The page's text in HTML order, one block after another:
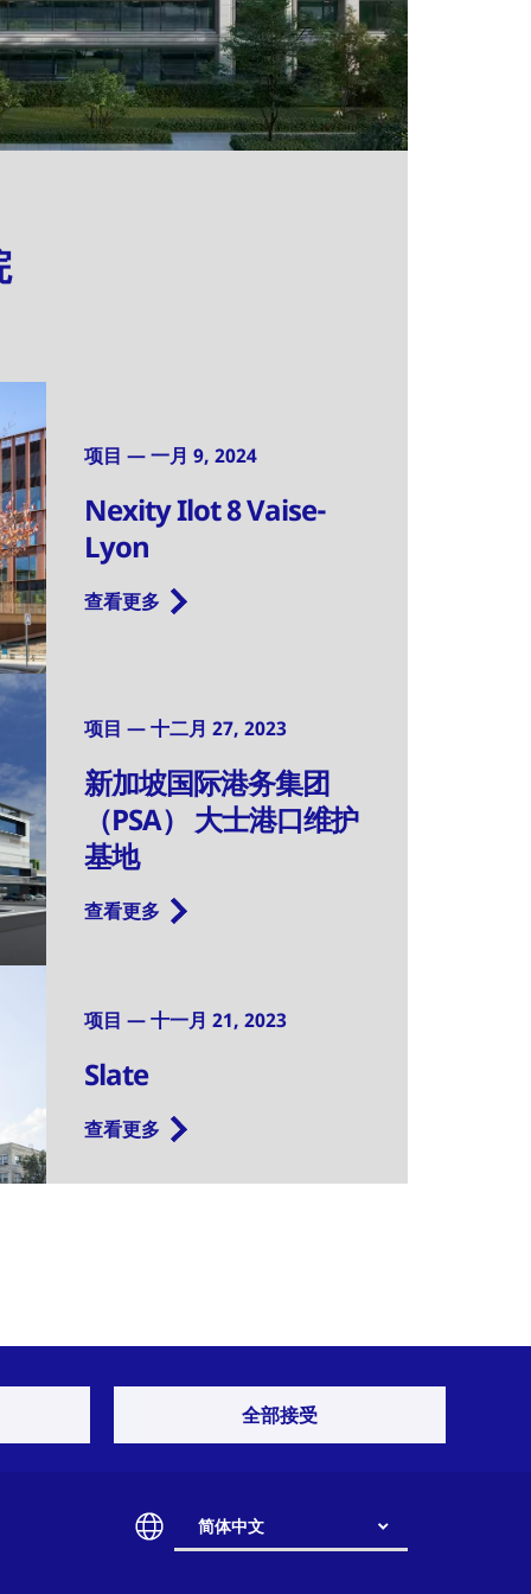
项目 — 一月 9, 2024
Nexity Ilot 8 Vaise-
Lyon
查看更多
项目 — 十二月 27, 2023
新加坡国际港务集团
（PSA） 大士港口维护
基地
查看更多
项目 — 十一月 21, 2023
Slate
查看更多
全部接受
简体中文